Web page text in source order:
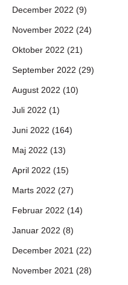
December 2022 (9)
November 2022 (24)
Oktober 2022 (21)
September 2022 (29)
August 2022 (10)
Juli 2022 (1)
Juni 2022 (164)
Maj 2022 (13)
April 2022 (15)
Marts 2022 (27)
Februar 2022 (14)
Januar 2022 (8)
December 2021 (22)
November 2021 (28)